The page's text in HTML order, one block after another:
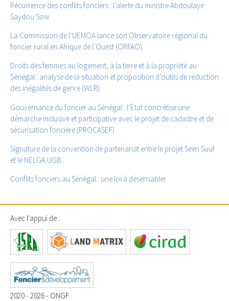
Récurrence des conflits fonciers : l’alerte du ministre Abdoulaye
Saydou Sow
La Commission de l’UEMOA lance son Observatoire régional du
foncier rural en Afrique de l’Ouest (ORFAO)
Droits des femmes au logement, à la terre et à la propriété au
Sénégal : analyse de la situation et proposition d’outils de réduction
des inégalités de genre (WLR)
Gouvernance du foncier au Sénégal : l’État concrétise une
démarche inclusive et participative avec le projet de cadastre et de
sécurisation foncière (PROCASEF)
Signature de la convention de partenariat entre le projet Seen Suuf
et le NELGA UGB
Conflits fonciers au Sénégal : une loi à désensabler
Avec l'appui de :
2020 - 2026 - ONGF